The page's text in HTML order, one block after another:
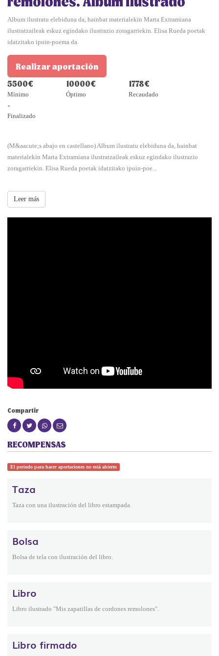
Album ilustratu elebiduna da, hainbat materialekin Marta Extramiana
ilustratzaileak eskuz egindako ilustrazio zoragarriekin. Elisa Rueda poetak
idatzitako ipuin-poema da.
Realizar aportación
5500€
Mínimo
10000€
Óptimo
1778€
Recaudado
-
Finalizado
(M&aacute;s abajo en castellano) Album ilustratu elebiduna da, hainbat
materialekin Marta Extramiana ilustratzaileak eskuz egindako ilustrazio
zoragarriekin. Elisa Rueda poetak idatzitako ipuin-poe...
Leer más
Compartir
RECOMPENSAS
El periodo para hacer aportaciones no está abierto
Taza
Taza con una ilustración del libro estampada.
Bolsa
Bolsa de tela con ilustración del libro.
Libro
Libro ilustrado "Mis zapatillas de cordones remolones".
Libro firmado